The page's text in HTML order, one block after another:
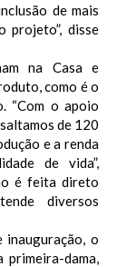
de mais
projeto”, disse
na Casa e
como é o
“Com o apoio
de 120
e a renda
de vida”,
é feita direto
diversos
inauguração, o
dama,